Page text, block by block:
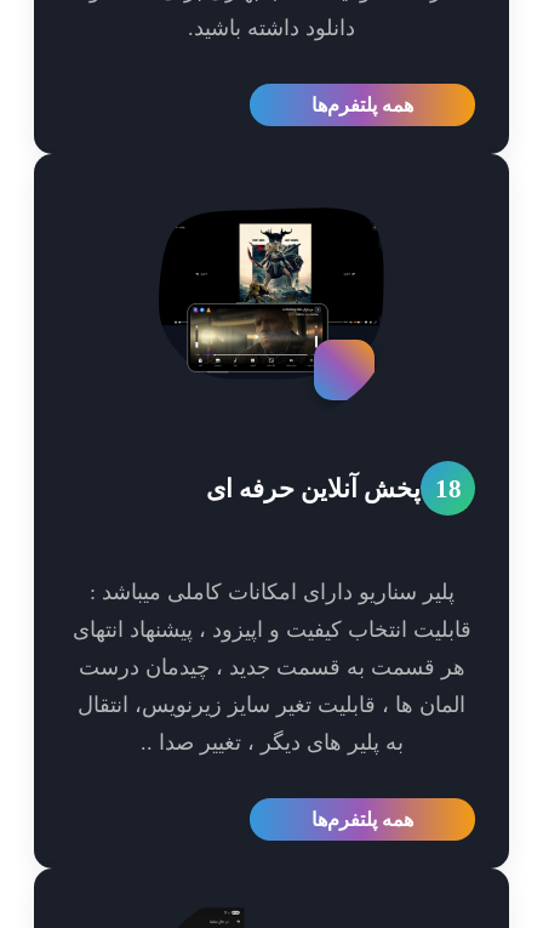
دانلود داشته باشید.
همه پلتفرم‌ها
پخش آنلاین حرفه ای
پلیر سناریو دارای امکانات کاملی میباشد :
انتخاب کیفیت و اپیزود ، پیشنهاد انتهای
قسمت به قسمت جدید ، چیدمان درست
ها ، قابلیت تغیر سایز زیرنویس، انتقال
به پلیر های دیگر ، تغییر صدا ..
همه پلتفرم‌ها